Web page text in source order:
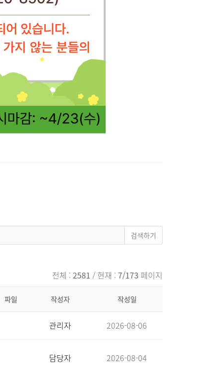
전체 : 2581 / 현재 : 7/173 페이지
파일 작성자 작성일
관리자 2026-08-06
담당자 2026-08-04